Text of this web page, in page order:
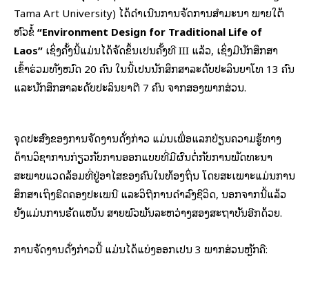
Tama Art University) ໄດ້ດໍາເນີນການຈັດການສຳມະນາ ພາຍໃຕ້
ຫົວຂໍ້ “Environment Design for Traditional Life of
Laos” ເຊິ່ງຄັ້ງນີ້ແມ່ນໄດ້ຈັດຂຶ້ນເປັນຄັ້ງທີ III ແລ້ວ, ເຊິ່ງມີນັກສຶກສາ
ເຂົ້າຮ່ວມທັງໝົດ 20 ຄົນ ໃນນີ້ເປັນນັກສຶກສາລະດັບປະລິນຍາໂທ 13 ຄົນ
ແລະນັກສຶກສາລະດັບປະລິນຍາຕີ 7 ຄົນ ຈາກສອງພາກສ່ວນ.
ຈຸດປະສົງຂອງການຈັດງານດັ່ງກ່າວ ແມ່ນເພື່ອແລກປ່ຽນຄວາມຮູ້ທາງ
ດ້ານວິຊາການກ່ຽວກັບການອອກແບບທີ່ມີຜົນຕໍ່ກັບການພັດທະນາ
ສະພາບແວດລ້ອມທີ່ຢູ່ອາໄສຂອງຄົນໃນທ້ອງຖິ່ນ ໂດຍສະເພາະແມ່ນການ
ສຶກສາເຖິງຮີດຄອງປະເພນີ ແລະວິຖີການດໍາລົງຊີວິດ, ນອກຈາກນີ້ແລ້ວ
ຍັງແມ່ນການຮັດແໜ້ນ ສາຍພົວພັນລະຫວ່າງສອງສະຖາບັນອີກດ້ວຍ.
ການຈັດງານດັ່ງກ່າວນີ້ ແມ່ນໄດ້ແບ່ງອອກເປັນ 3 ພາກສ່ວນຫຼັກຄື: